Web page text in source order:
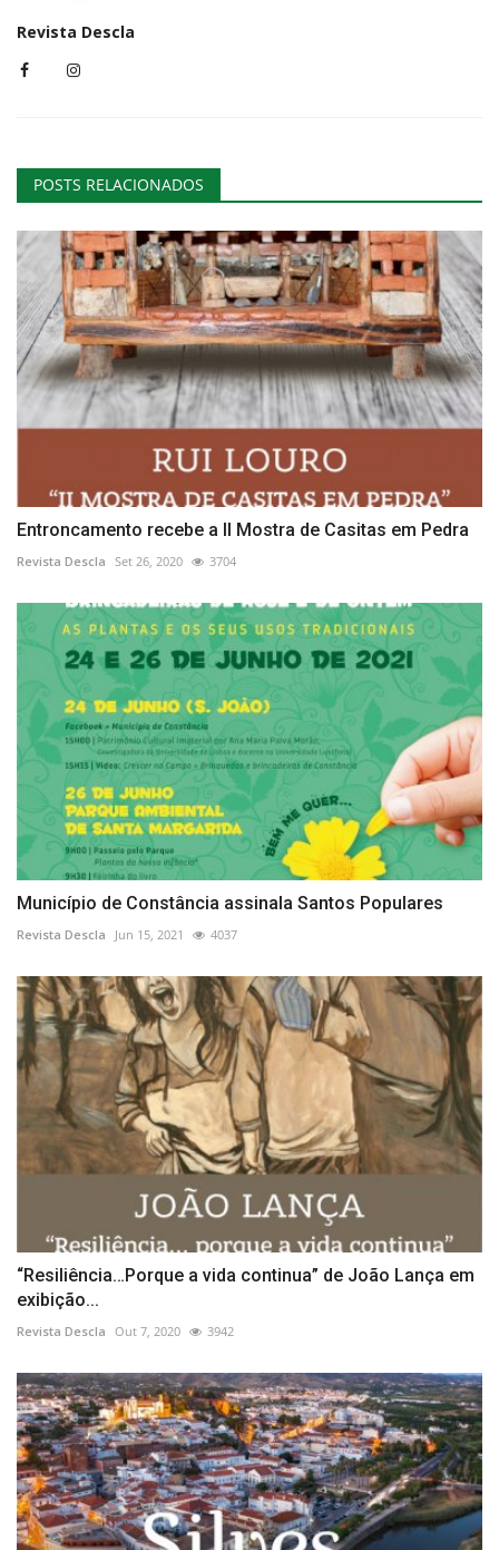
Revista Descla
POSTS RELACIONADOS
Entroncamento recebe a II Mostra de Casitas em Pedra
Revista Descla Set 26, 2020 3704
Município de Constância assinala Santos Populares
Revista Descla Jun 15, 2021 4037
“Resiliência…Porque a vida continua” de João Lança em
exibição...
Revista Descla Out 7, 2020 3942